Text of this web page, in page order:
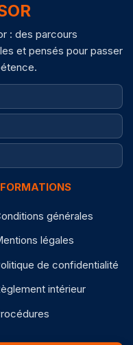
: des parcours
et pensés pour passer
générales
légales
de confidentialité
intérieur